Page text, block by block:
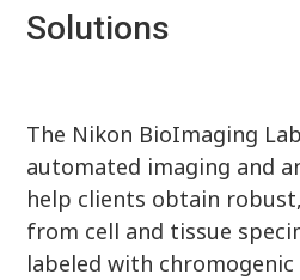
Solutions
The Nikon BioImaging
automated imaging and
help clients obtain
from cell and tissue
labeled with